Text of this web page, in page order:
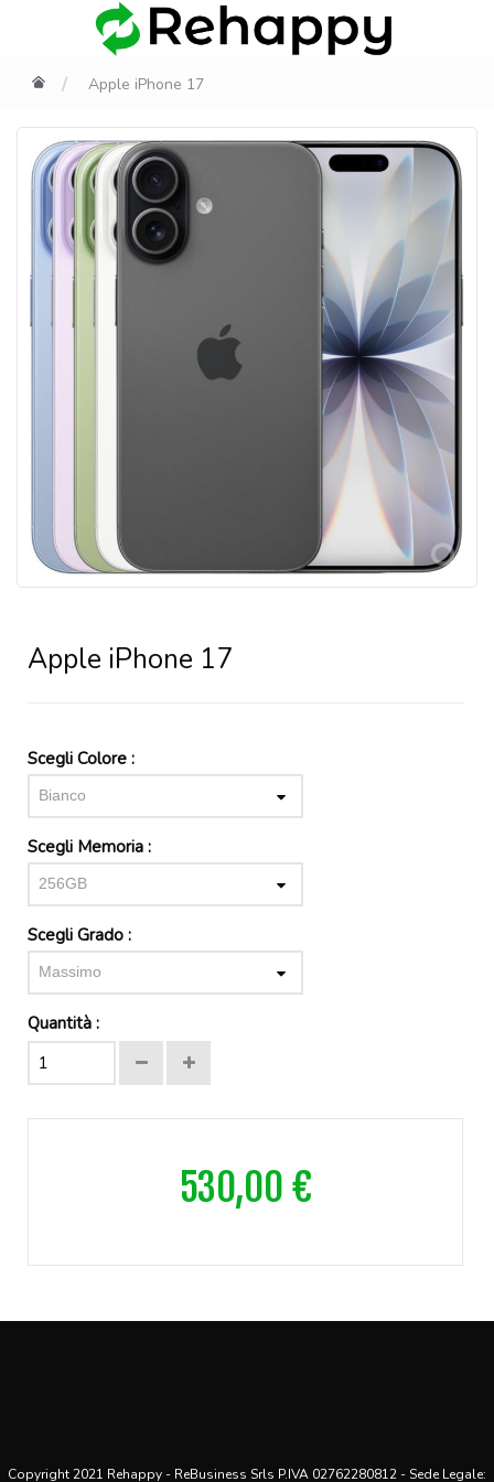
Apple iPhone 17
Apple iPhone 17
Scegli Colore :
Bianco
Scegli Memoria :
256GB
Scegli Grado :
Massimo
Quantità :
530,00 €
Copyright 2021 Rehappy - ReBusiness Srls P.IVA 02762280812 - Sede Legale: